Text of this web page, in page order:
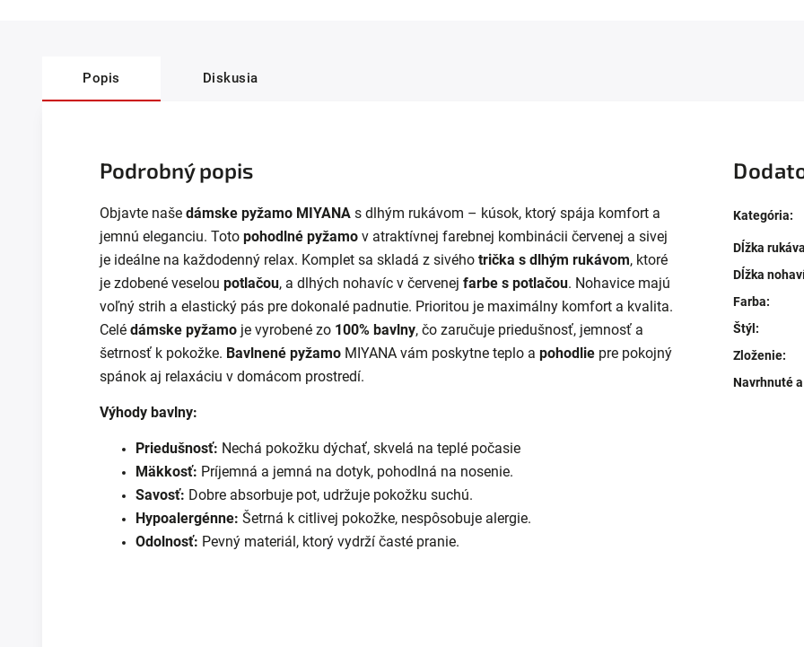
Popis Diskusia
Podrobný popis
Objavte naše dámske pyžamo MIYANA s dlhým rukávom – kúsok, ktorý spája komfort a
jemnú eleganciu. Toto pohodlné pyžamo v atraktívnej farebnej kombinácii červenej a sivej
je ideálne na každodenný relax. Komplet sa skladá z sivého trička s dlhým rukávom, ktoré
je zdobené veselou potlačou, a dlhých nohavíc v červenej farbe s potlačou. Nohavice majú
voľný strih a elastický pás pre dokonalé padnutie. Prioritou je maximálny komfort a kvalita.
Celé dámske pyžamo je vyrobené zo 100% bavlny, čo zaručuje priedušnosť, jemnosť a
šetrnosť k pokožke. Bavlnené pyžamo MIYANA vám poskytne teplo a pohodlie pre pokojný
spánok aj relaxáciu v domácom prostredí.
Výhody bavlny:
Priedušnosť: Nechá pokožku dýchať, skvelá na teplé počasie
Mäkkosť: Príjemná a jemná na dotyk, pohodlná na nosenie.
Savosť: Dobre absorbuje pot, udržuje pokožku suchú.
Hypoalergénne: Šetrná k citlivej pokožke, nespôsobuje alergie.
Odolnosť: Pevný materiál, ktorý vydrží časté pranie.
Kategória:
Dĺžka
Dĺžka
Farba:
Štýl:
Zloženie:
Navrhnuté